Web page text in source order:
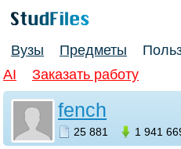
Вузы Предметы
AI
Заказать работу
fench
25 881 1 941